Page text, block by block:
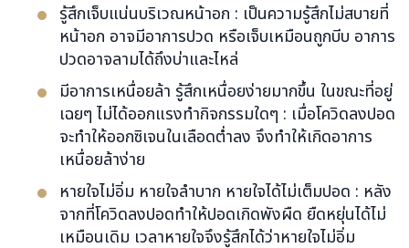
รู้สึกเจ็บแน่นบริเวณหน้าอก : เป็นความรู้สึกไม่สบายที่
หน้าอก อาจมีอาการปวด หรือเจ็บเหมือนถูกบีบ อาการ
ปวดอาจลามได้ถึงบ่าและไหล่
มีอาการเหนื่อยล้า รู้สึกเหนื่อยง่ายมากขึ้น ในขณะที่อยู่
เฉยๆ ไม่ได้ออกแรงทำกิจกรรมใดๆ : เมื่อโควิดลงปอด
จะทำให้ออกซิเจนในเลือดต่ำลง จึงทำให้เกิดอาการ
เหนื่อยล้าง่าย
หายใจไม่อิ่ม หายใจลำบาก หายใจได้ไม่เต็มปอด : หลัง
จากที่โควิดลงปอดทำให้ปอดเกิดพังผืด ยืดหยุ่นได้ไม่
เหมือนเดิม เวลาหายใจจึงรู้สึกได้ว่าหายใจไม่อิ่ม